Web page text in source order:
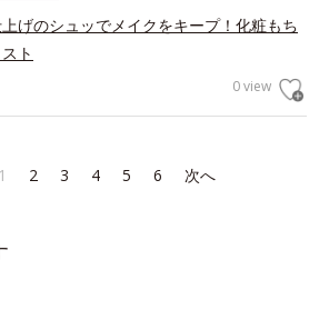
げのシュッでメイクをキープ！化粧もち
ト
0 view
1 2 3 4 5 6 次へ